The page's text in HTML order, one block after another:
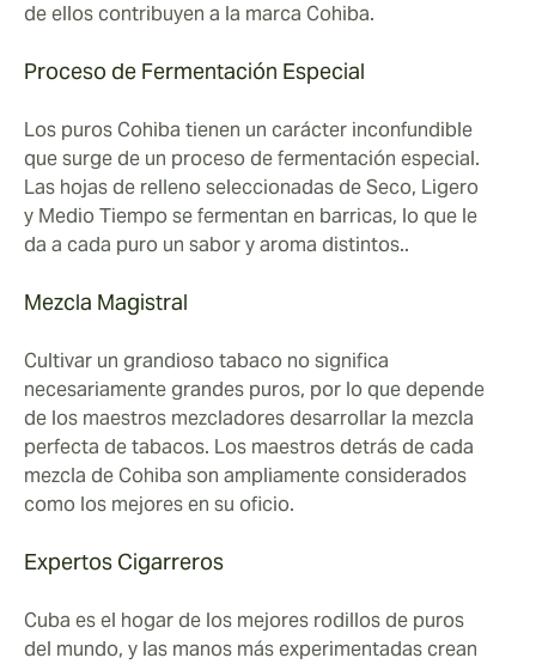
de ellos contribuyen a la marca Cohiba.
Proceso de Fermentación Especial
Los puros Cohiba tienen un carácter inconfundible
que surge de un proceso de fermentación especial.
Las hojas de relleno seleccionadas de Seco, Ligero
y Medio Tiempo se fermentan en barricas, lo que le
da a cada puro un sabor y aroma distintos..
Mezcla Magistral
Cultivar un grandioso tabaco no significa
necesariamente grandes puros, por lo que depende
de los maestros mezcladores desarrollar la mezcla
perfecta de tabacos. Los maestros detrás de cada
mezcla de Cohiba son ampliamente considerados
como los mejores en su oficio.
Expertos Cigarreros
Cuba es el hogar de los mejores rodillos de puros
del mundo, y las manos más experimentadas crean